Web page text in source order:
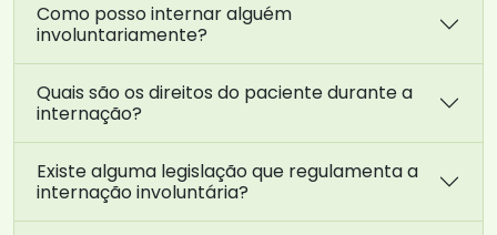
Como posso internar alguém
involuntariamente?
Quais são os direitos do paciente durante a
internação?
Existe alguma legislação que regulamenta a
internação involuntária?